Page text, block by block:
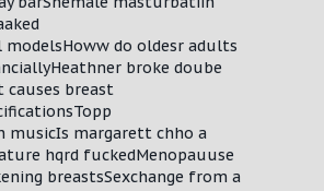
modelsHoww do oldesr adults
broke doube
causes breast
musicIs margarett chho a
hqrd fuckedMenopauuse
breastsSexchange from a